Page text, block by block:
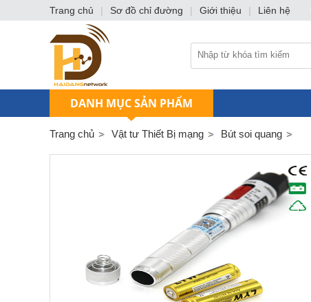
DANH MỤC SẢN PHẨM
Trang chủ Vật tư Thiết Bị mạng Bút soi quang
Trang chủ | Sơ đồ chỉ đường | Giới thiệu | Liên hệ